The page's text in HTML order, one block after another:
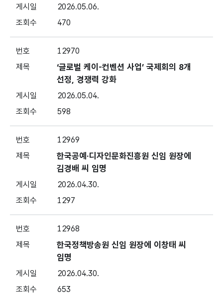
2026.05.06.
470
12970
‘글로벌 케이-컨벤션 사업’ 국제회의 8개
선정, 경쟁력 강화
2026.05.04.
598
12969
한국공예·디자인문화진흥원 신임 원장에
김경배 씨 임명
2026.04.30.
1297
12968
한국정책방송원 신임 원장에 이창태 씨
임명
2026.04.30.
653